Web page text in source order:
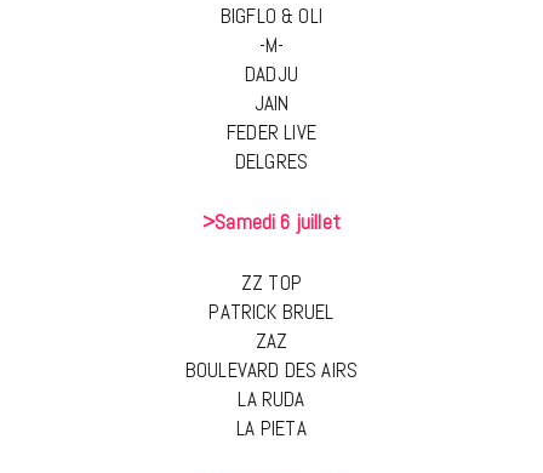
BIGFLO & OLI
-M-
DADJU
JAIN
FEDER LIVE
DELGRES
>Samedi 6 juillet
ZZ TOP
PATRICK BRUEL
ZAZ
BOULEVARD DES AIRS
LA RUDA
LA PIETA